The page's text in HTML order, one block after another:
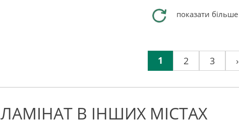
показати більше
1 2 3 ›
ЛАМІНАТ В ІНШИХ МІСТАХ